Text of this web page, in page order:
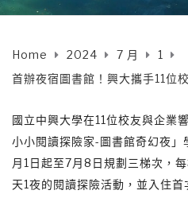
Home 2024 7 月
1
首辦夜宿圖書館！興大攜手11位
國立中興大學在11位校友與企業
小小閱讀探險家-圖書館奇幻夜
月1日起至7月8日規劃三梯次，
天1夜的閱讀探險活動，並入住